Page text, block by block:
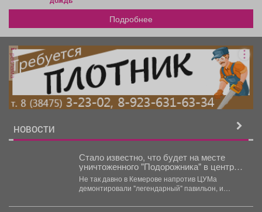
Подробнее
реклама
НОВОСТИ
Стало известно, что будет на месте
уничтоженного "Подорожника" в центре
Кемерова
Не так давно в Кемерове напротив ЦУМа
демонтировали "легендарный" павильон, и